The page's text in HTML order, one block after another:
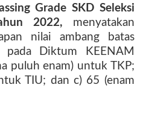
Grade SKD Seleksi
2022, menyatakan
nilai ambang batas
pada Diktum KEENAM
puluh enam) untuk TKP;
TIU; dan c) 65 (enam